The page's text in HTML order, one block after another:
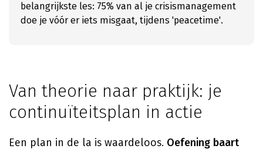
belangrijkste les: 75% van al je crisismanagement
doe je vóór er iets misgaat, tijdens 'peacetime'.
Van theorie naar praktijk: je
continuïteitsplan in actie
Een plan in de la is waardeloos. Oefening baart